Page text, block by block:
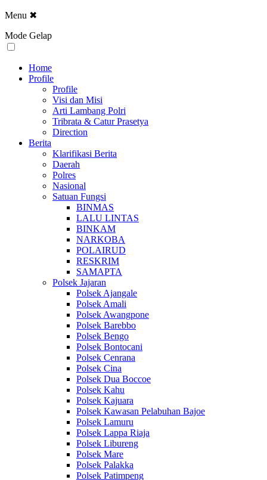
Menu ✖
Mode Gelap
Home
Profile
Profile
Visi dan Misi
Arti Lambang Polri
Tribrata & Catur Prasetya
Direction
Berita
Klarifikasi Berita
Daerah
Polres
Nasional
Satuan Fungsi
BINMAS
LALU LINTAS
BINKAM
NARKOBA
POLAIRUD
RESKRIM
SAMAPTA
Polsek Jajaran
Polsek Ajangale
Polsek Amali
Polsek Awangpone
Polsek Barebbo
Polsek Bengo
Polsek Bontocani
Polsek Cenrana
Polsek Cina
Polsek Dua Boccoe
Polsek Kahu
Polsek Kajuara
Polsek Kawasan Pelabuhan Bajoe
Polsek Lamuru
Polsek Lappa Riaja
Polsek Libureng
Polsek Mare
Polsek Palakka
Polsek Patimpeng